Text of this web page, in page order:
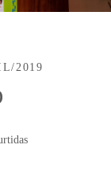
2019